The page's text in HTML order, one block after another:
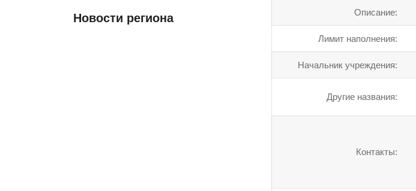
Описание:
Лимит наполнения:
Начальник учреждения:
Другие названия:
Контакты:
Новости региона